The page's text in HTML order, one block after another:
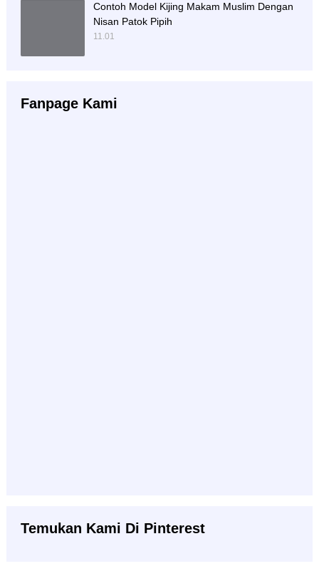
Contoh Model Kijing Makam Muslim Dengan
Nisan Patok Pipih
11.01
Fanpage Kami
Temukan Kami Di Pinterest